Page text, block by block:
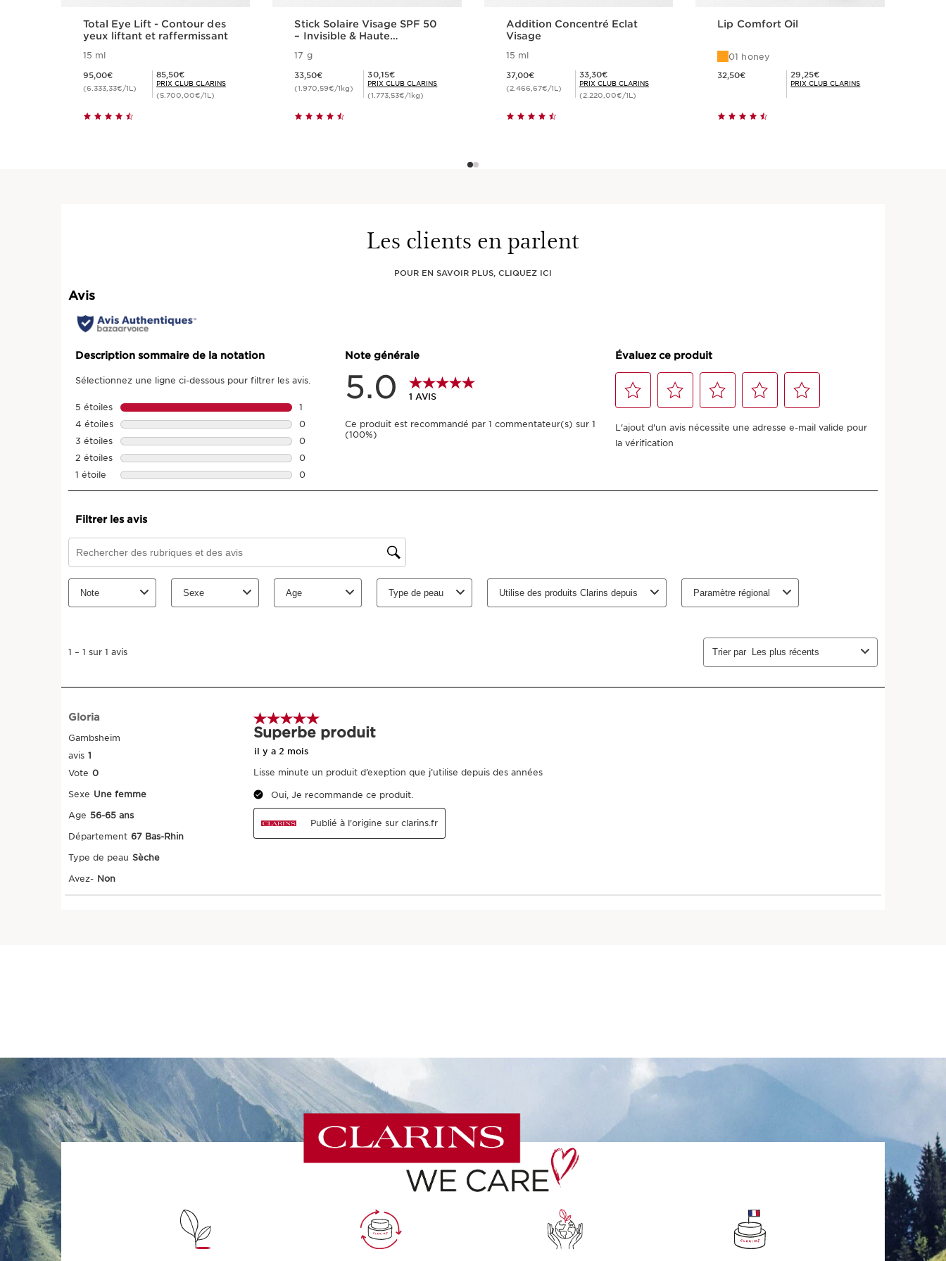
Total Eye Lift - Contour des
yeux liftant et raffermissant
15 ml
95,00€
(6.333,33€/1L)
Prix Club Clarins 85,50€
85,50€
PRIX CLUB CLARINS
(5.700,00€/1L)
Achat rapide
Stick Solaire Visage SPF 50
– Invisible & Haute
17 g
33,50€
(1.970,59€/1kg)
Prix Club Clarins 30,15€
30,15€
PRIX CLUB CLARINS
(1.773,53€/1kg)
Achat rapide
Addition Concentré Eclat
Visage
15 ml
37,00€
(2.466,67€/1L)
Prix Club Clarins 33,30€
33,30€
PRIX CLUB CLARINS
(2.220,00€/1L)
Achat rapide
Lip Comfort Oil
01 honey
32,50€ Prix Club Clarins 29,25€
29,25€
PRIX CLUB CLARINS
Achat rapide
Les clients en parlent
POUR EN SAVOIR PLUS, CLIQUEZ ICI